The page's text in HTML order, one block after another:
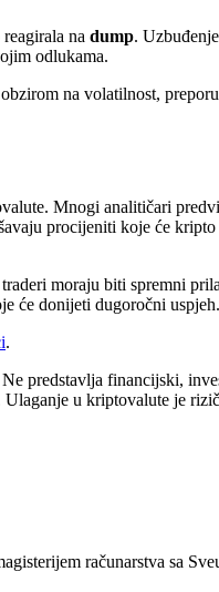
na dump.
odlukama.
na volatilnost,
Mnogi analitičari
procijeniti koje će
moraju biti spremni
će donijeti dugoročni uspjeh.
.
predstavlja financijski,
Ulaganje u kriptovalute je
računarstva sa